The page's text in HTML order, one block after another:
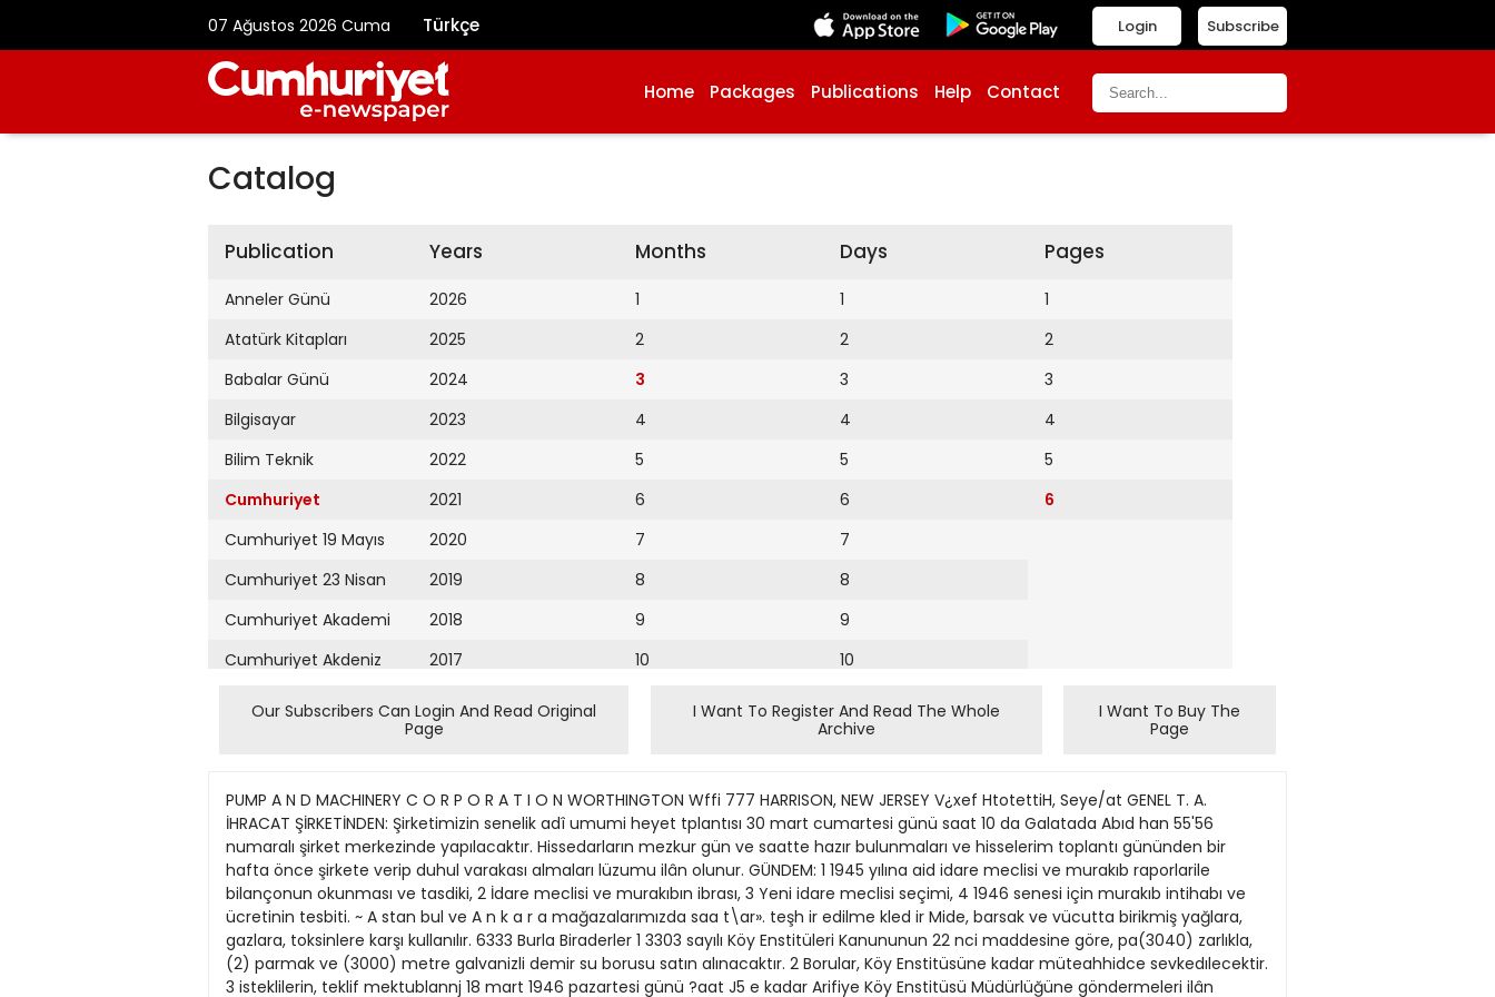
07 Ağustos 2026 Cuma Türkçe Subscribe
Login
Home Packages Publications Help Contact
Catalog
Publication
Anneler Günü
Atatürk Kitapları
Babalar Günü
Bilgisayar
Bilim Teknik
Cumhuriyet
Cumhuriyet 19 Mayıs
Cumhuriyet 23 Nisan
Cumhuriyet Akademi
Cumhuriyet Akdeniz
Cumhuriyet Alışveriş
Cumhuriyet Ankara
Cumhuriyet Büyük
Taaruz
Cumhuriyet
Cumartesi
Cumhuriyet Çevre
Years
2026
2025
2024
2023
2022
2021
2020
2019
2018
2017
2016
2015
2013
2012
2011
2010
2009
Months
1
2
3
4
5
6
7
8
9
10
Days
1
2
3
4
5
6
7
8
9
10
11
12
14
15
16
17
18
Pages
1
2
3
4
5
6
Our Subscribers Can Login And Read Original
Page
I Want To Register And Read The Whole
Archive
I Want To Buy The
Page
PUMP A N D MACHINERY C O R P O R A T I O N WORTHINGTON Wffi 777 HARRISON, NEW JERSEY V¿xef HtotettiH, Seye/at GENEL T. A.
İHRACAT ŞİRKETİNDEN: Şirketimizin senelik adî umumi heyet tplantısı 30 mart cumartesi günü saat 10 da Galatada Abıd han 55'56
numaralı şirket merkezinde yapılacaktır. Hissedarların mezkur gün ve saatte hazır bulunmaları ve hisselerim toplantı gününden bir
hafta önce şirkete verip duhul varakası almaları lüzumu ilân olunur. GÜNDEM: 1 1945 yılına aid idare meclisi ve murakıb raporlarile
bilançonun okunması ve tasdiki, 2 İdare meclisi ve murakıbın ibrası, 3 Yeni idare meclisi seçimi, 4 1946 senesi için murakıb intihabı ve
ücretinin tesbiti. ~ A stan bul ve A n k a r a mağazalarımızda saa t\ar». teşh ir edilme kled ir Mide, barsak ve vücutta birikmiş yağlara,
gazlara, toksinlere karşı kullanılır. 6333 Burla Biraderler 1 3303 sayılı Köy Enstitüleri Kanununun 22 nci maddesine göre, pa(3040) zarlıkla,
(2) parmak ve (3000) metre galvanizli demir su borusu satın alınacaktır. 2 Borular, Köy Enstitüsüne kadar müteahhidce sevkedılecektir.
3 isteklilerin, teklif mektublannj 18 mart 1946 pazartesi günü ?aat J5 e kadar Arifiye Köy Enstitüsü Müdürlüğüne göndermeleri ilân